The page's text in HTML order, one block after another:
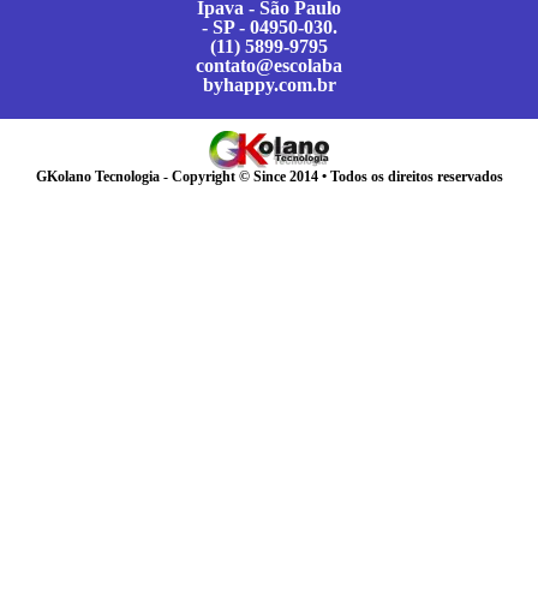
Ipava - São Paulo
- SP - 04950-030.
(11) 5899-9795
contato@escolaba
byhappy.com.br
GKolano Tecnologia - Copyright © Since 2014 • Todos os direitos reservados